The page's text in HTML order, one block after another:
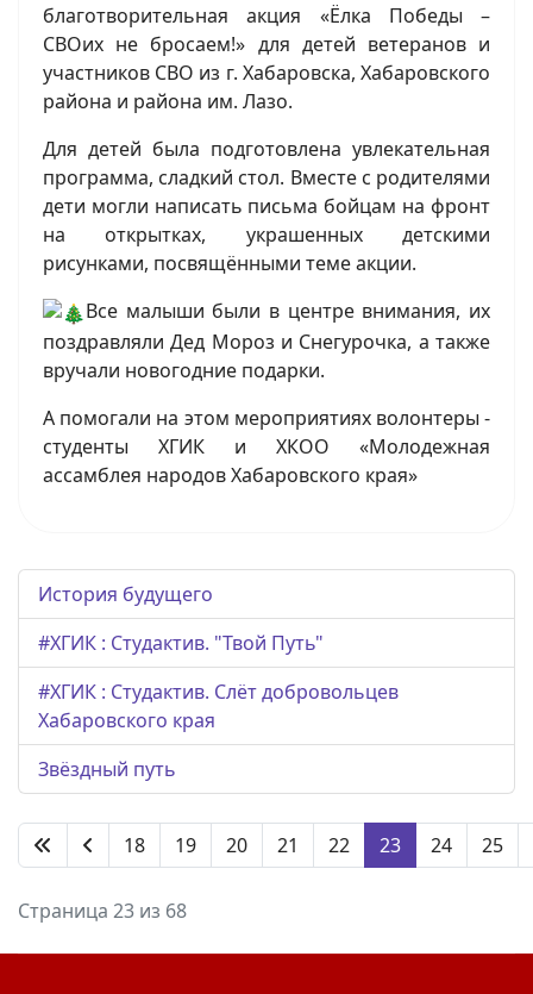
благотворительная акция «Ёлка Победы –
СВОих не бросаем!» для детей ветеранов и
участников СВО из г. Хабаровска, Хабаровского
района и района им. Лазо.
Для детей была подготовлена увлекательная
программа, сладкий стол. Вместе с родителями
дети могли написать письма бойцам на фронт
на открытках, украшенных детскими
рисунками, посвящёнными теме акции.
Все малыши были в центре внимания, их
поздравляли Дед Мороз и Снегурочка, а также
вручали новогодние подарки.
А помогали на этом мероприятиях волонтеры -
студенты ХГИК и ХКОО «Молодежная
ассамблея народов Хабаровского края»
История будущего
#ХГИК : Студактив. "Твой Путь"
#ХГИК : Студактив. Слёт добровольцев
Хабаровского края
Звёздный путь
18 19 20 21 22 23 24 25
Страница 23 из 68